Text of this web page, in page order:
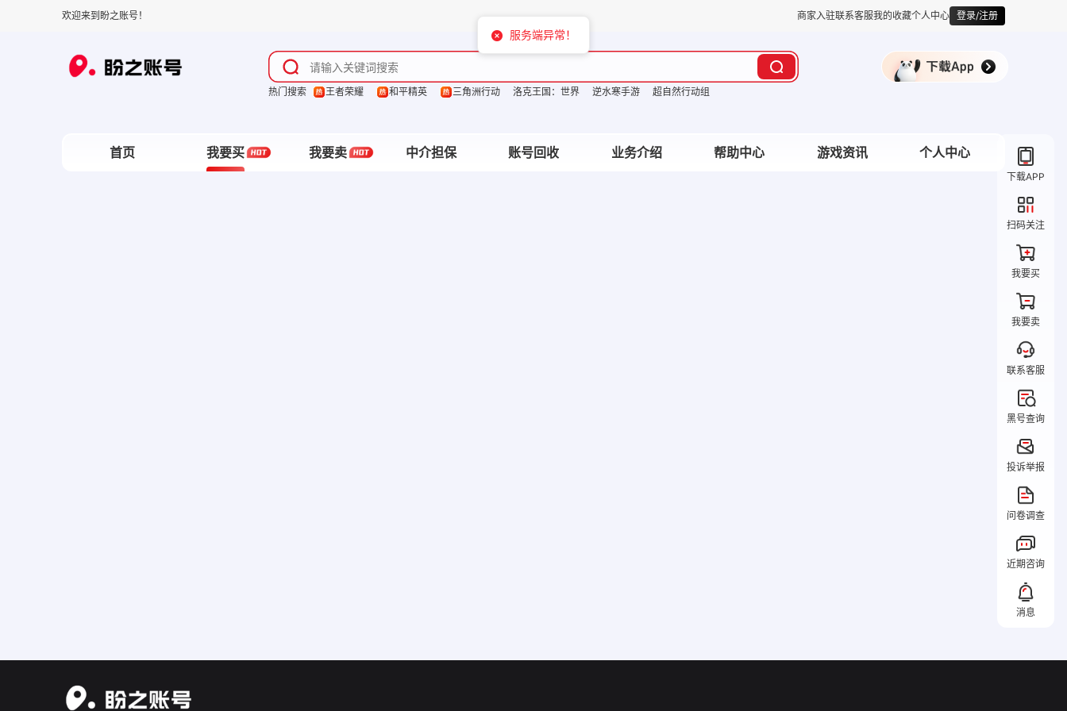
欢迎来到盼之账号！ 商家入驻联系客服我的收藏个人中心 登录/注册
热门搜索 王者荣耀 和平精英 三角洲行动 洛克王国：世界 逆水寒手游 超自然行动组
首页 我要买 我要卖 中介担保 账号回收 业务介绍 帮助中心 游戏资讯 个人中心
下载APP
扫码关注
我要买
我要卖
联系客服
黑号查询
投诉举报
问卷调查
近期咨询
消息
服务端异常！